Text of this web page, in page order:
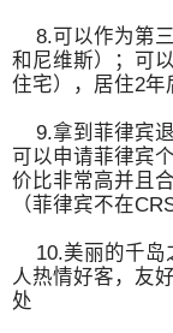
8.可以作为第三
和尼维斯）；可
住宅），居住2年
9.拿到菲律宾退
可以申请菲律宾
价比非常高并且
（菲律宾不在
10.美丽的千岛
人热情好客，友
处